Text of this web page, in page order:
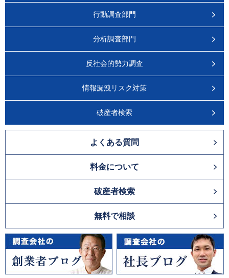
行動調査部門
分析調査部門
反社会的勢力調査
情報漏洩リスク対策
破産者検索
よくある質問
料金について
破産者検索
無料で相談